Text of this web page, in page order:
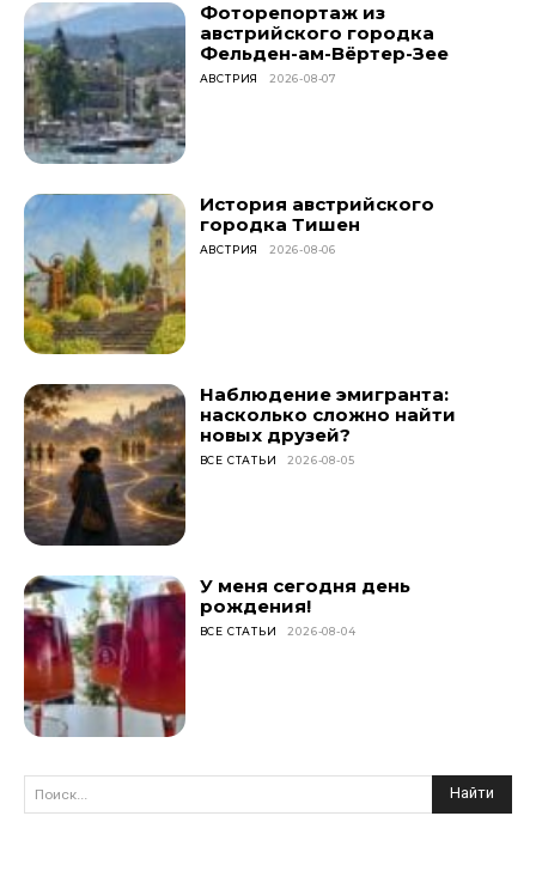
Фоторепортаж из
австрийского городка
Фельден-ам-Вёртер-Зее
АВСТРИЯ 2026-08-07
История австрийского
городка Тишен
АВСТРИЯ 2026-08-06
Наблюдение эмигранта:
насколько сложно найти
новых друзей?
ВСЕ СТАТЬИ 2026-08-05
У меня сегодня день
рождения!
ВСЕ СТАТЬИ 2026-08-04
Поиск... Найти